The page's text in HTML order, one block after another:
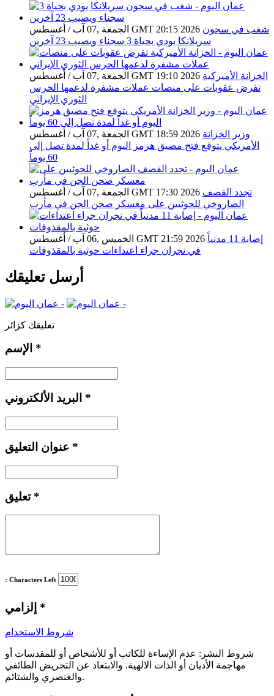
الجمعة ,07 آب / أغسطس GMT 20:15 2026 شغب في سجون
سريلانكا يودي بحياة 3 سجناء ويصيب 23 آخرين
الجمعة ,07 آب / أغسطس GMT 19:10 2026 الخزانة الأميركية
تفرض عقوبات على منصات عملات مشفرة لدعمها الحرس
الثوري الإيراني
الجمعة ,07 آب / أغسطس GMT 18:59 2026 وزير الخزانة
الأمريكي يتوقع فتح مضيق هرمز اليوم أو غداً لمدة تصل إلى
60 يوماً
الجمعة ,07 آب / أغسطس GMT 17:30 2026 تجدد القصف
الصاروخي للحوثيين على معسكر صحن الجن في مأرب
الخميس ,06 آب / أغسطس GMT 21:59 2026 إصابة 11 مدنياً
في نجران جراء اعتداءات حوثية بالمقذوفات
أرسل تعليقك
تعليقك كزائر
*
*
*
تعليق *
: Characters Left
*
شروط الاستخدام
شروط النشر: عدم الإساءة للكاتب أو للأشخاص أو للمقدسات أو
مهاجمة الأديان أو الذات الالهية. والابتعاد عن التحريض الطائفي
والعنصري والشتائم.